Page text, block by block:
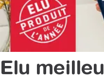
Elu